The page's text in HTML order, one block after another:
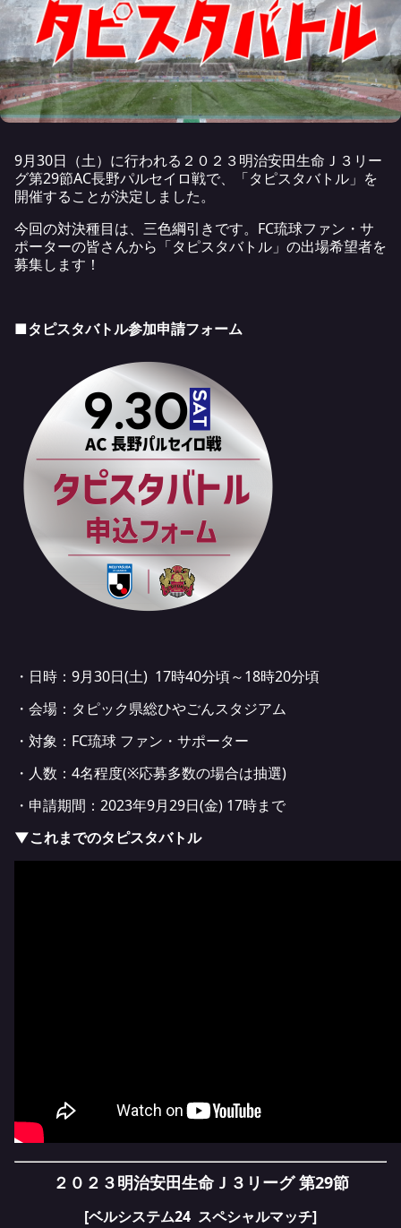
9月30日（土）に行われる２０２３明治安田生命Ｊ３リー
グ第29節AC長野パルセイロ戦で、「タピスタバトル」を
開催することが決定しました。
今回の対決種目は、三色綱引きです。FC琉球ファン・サ
ポーターの皆さんから「タピスタバトル」の出場希望者を
募集します！
■タピスタバトル参加申請フォーム
・日時：9月30日(土) 17時40分頃～18時20分頃
・会場：タピック県総ひやごんスタジアム
・対象：FC琉球 ファン・サポーター
・人数：4名程度(※応募多数の場合は抽選)
・申請期間：2023年9月29日(金) 17時まで
▼これまでのタピスタバトル
２０２３明治安田生命Ｊ３リーグ 第29節
[ベルシステム24 スペシャルマッチ]